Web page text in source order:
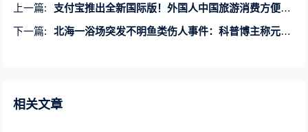
上一篇:
支付宝推出全新国际版！外国人中国旅游消费方便了 两步搞定
下一篇:
北海一浴场突发不明鱼类伤人事件：科普博主称元凶或为“公牛真鲨”
相关文章